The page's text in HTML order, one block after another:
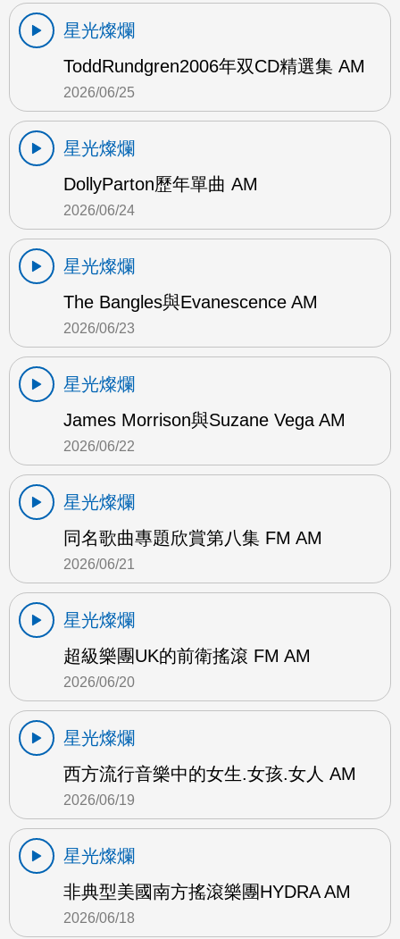
星光燦爛
ToddRundgren2006年双CD精選集 AM
2026/06/25
星光燦爛
DollyParton歷年單曲 AM
2026/06/24
星光燦爛
The Bangles與Evanescence AM
2026/06/23
星光燦爛
James Morrison與Suzane Vega AM
2026/06/22
星光燦爛
同名歌曲專題欣賞第八集 FM AM
2026/06/21
星光燦爛
超級樂團UK的前衛搖滾 FM AM
2026/06/20
星光燦爛
西方流行音樂中的女生.女孩.女人 AM
2026/06/19
星光燦爛
非典型美國南方搖滾樂團HYDRA AM
2026/06/18